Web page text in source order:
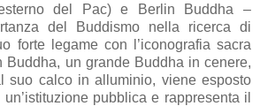
del Pac) e Berlin Buddha –
del Buddismo nella ricerca di
forte legame con l’iconografia sacra
Buddha, un grande Buddha in cenere,
suo calco in alluminio, viene esposto
pubblica e rappresenta il